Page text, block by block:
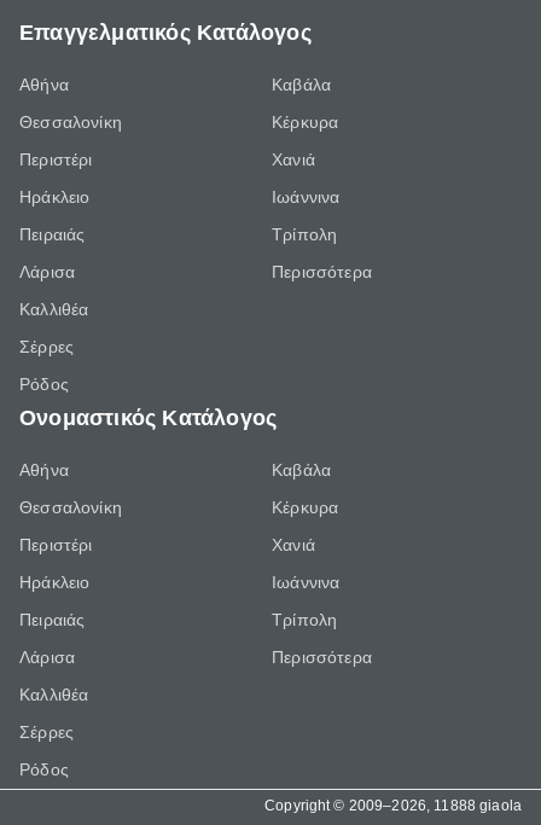
Επαγγελματικός Κατάλογος
Αθήνα
Θεσσαλονίκη
Περιστέρι
Ηράκλειο
Πειραιάς
Λάρισα
Καλλιθέα
Σέρρες
Ρόδος
Καβάλα
Κέρκυρα
Χανιά
Ιωάννινα
Τρίπολη
Περισσότερα
Ονομαστικός Κατάλογος
Αθήνα
Θεσσαλονίκη
Περιστέρι
Ηράκλειο
Πειραιάς
Λάρισα
Καλλιθέα
Σέρρες
Ρόδος
Καβάλα
Κέρκυρα
Χανιά
Ιωάννινα
Τρίπολη
Περισσότερα
Copyright © 2009–2026, 11888 giaola